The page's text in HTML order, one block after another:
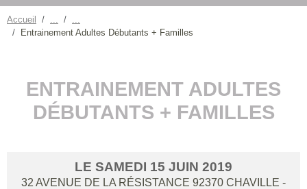
Accueil
Entrainement Adultes Débutants + Familles
ENTRAINEMENT ADULTES
DÉBUTANTS + FAMILLES
LE SAMEDI 15 JUIN 2019
32 AVENUE DE LA RÉSISTANCE 92370 CHAVILLE -